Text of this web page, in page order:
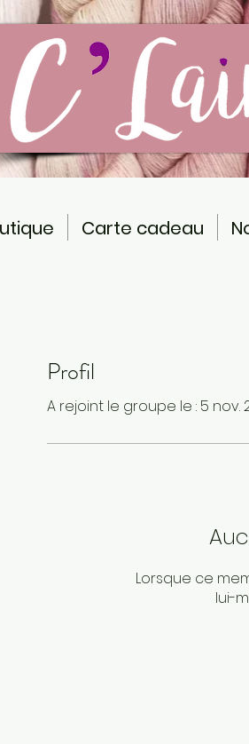
Carte cadeau
Profil
A rejoint le groupe le : 5 nov.
Lorsque ce
lui-